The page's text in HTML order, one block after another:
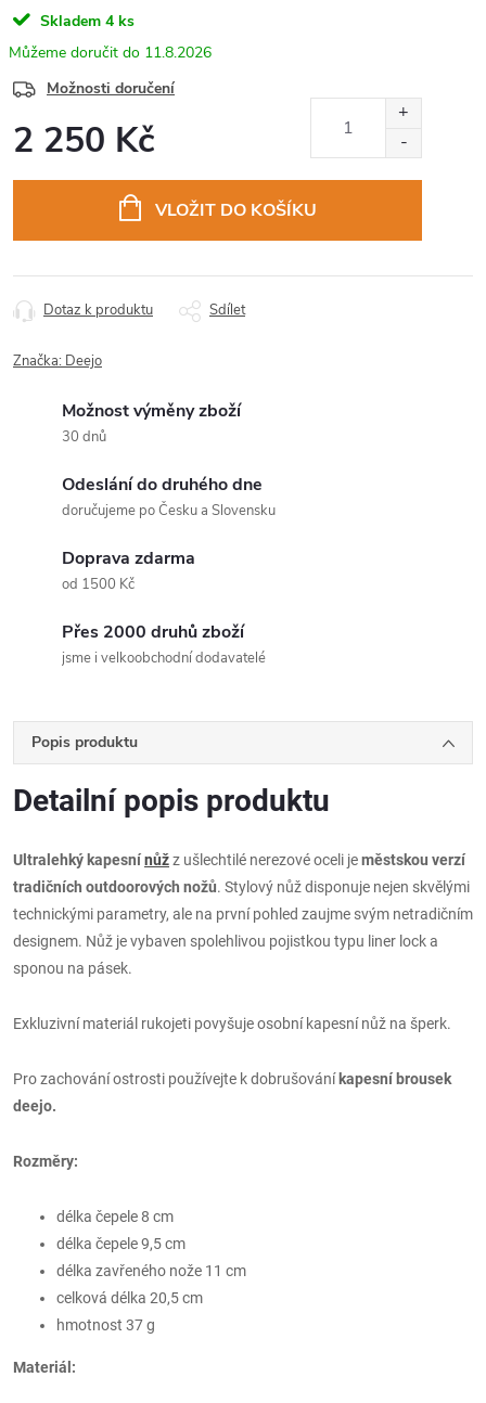
Skladem 4 ks
11.8.2026
Možnosti doručení
2 250 Kč
VLOŽIT DO KOŠÍKU
Dotaz k produktu Sdílet
Značka: Deejo
Možnost výměny zboží
30 dnů
Odeslání do druhého dne
doručujeme po Česku a Slovensku
Doprava zdarma
od 1500 Kč
Přes 2000 druhů zboží
jsme i velkoobchodní dodavatelé
Popis produktu
Detailní popis produktu
Ultralehký kapesnínůžz ušlechtilé nerezové oceli jeměstskou verzí
tradičních outdoorových nožů. Stylový nůž disponuje nejen skvělými
technickými parametry, ale na první pohled zaujme svým netradičním
designem. Nůž je vybaven spolehlivou pojistkou typu liner lock a
sponou na pásek.
Exkluzivní materiál rukojeti povyšuje osobní kapesní nůž na šperk.
Pro zachování ostrosti používejte k dobrušování kapesní brousek
deejo.
Rozměry:
délka čepele 8 cm
délka čepele 9,5 cm
délka zavřeného nože 11 cm
celková délka 20,5 cm
hmotnost 37 g
Materiál: